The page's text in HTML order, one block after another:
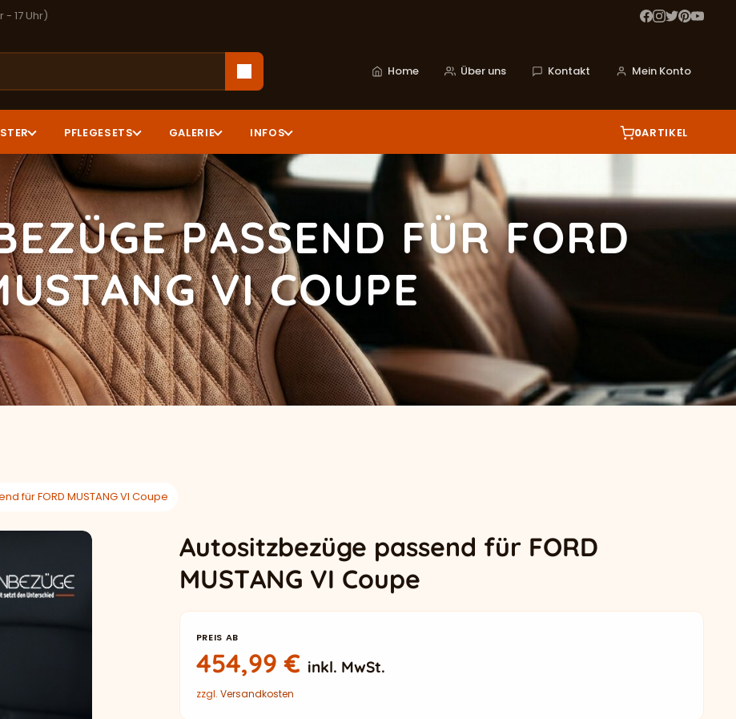
- 17 Uhr)
Home Über uns Kontakt Mein Konto
PFLEGESETS GALERIE INFOS 0ARTIKEL
PASSEND FÜR FORD
VI COUPE
für FORD MUSTANG VI Coupe
Autositzbezüge passend für FORD
MUSTANG VI Coupe
PREIS AB
454,99€ inkl. MwSt.
zzgl. Versandkosten